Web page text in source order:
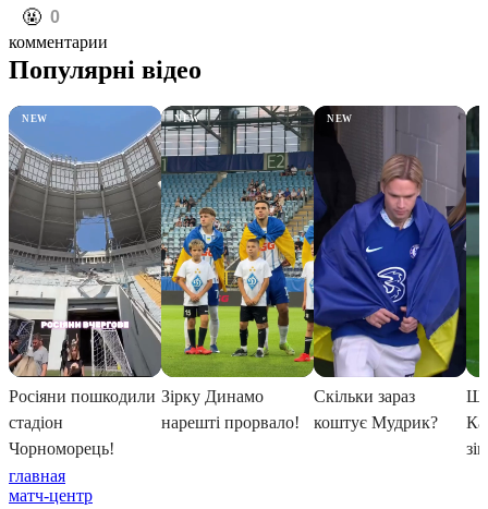
️🤬 0
комментарии
главная
матч-центр